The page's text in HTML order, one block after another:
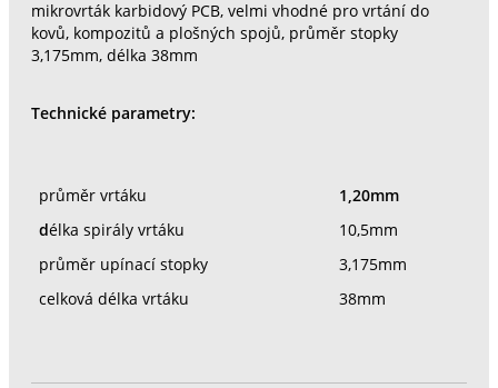
mikrovrták karbidový PCB, velmi vhodné pro vrtání do
kovů, kompozitů a plošných spojů, průměr stopky
3,175mm, délka 38mm
Technické parametry:
průměr vrtáku
1,20mm
délka spirály vrtáku
10,5mm
průměr upínací stopky
3,175mm
celková délka vrtáku
38mm